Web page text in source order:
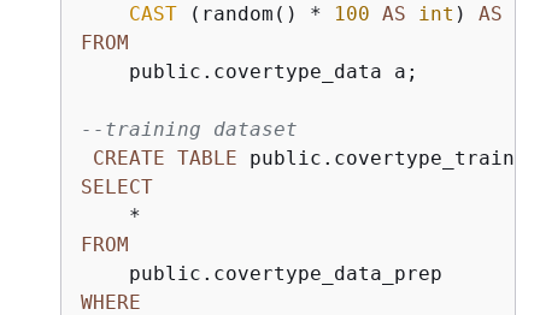
CAST (random() * 100 AS int ) AS
FROM
    public.covertype_data a;
--training dataset
CREATE TABLE
SELECT
*
FROM
WHERE